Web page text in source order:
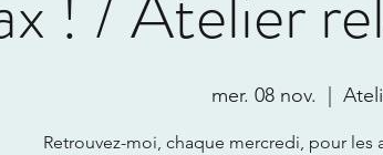
mer. 08 nov.
Retrouvez-moi, chaque mercredi, pour